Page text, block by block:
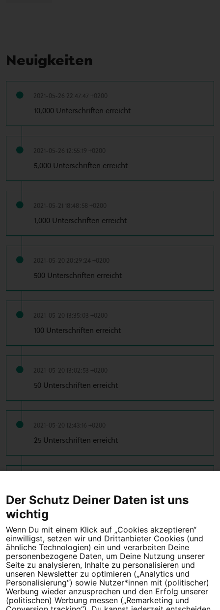
Neuigkeiten
2021-05-26 22:47:47 +0200
10,000 Unterschriften erreicht
2021-05-26 12:55:19 +0200
5,000 Unterschriften erreicht
2021-05-21 18:48:58 +0200
1,000 Unterschriften erreicht
2021-05-20 20:29:24 +0200
500 Unterschriften erreicht
2021-05-20 13:35:03 +0200
100 Unterschriften erreicht
2021-05-20 13:02:53 +0200
50 Unterschriften erreicht
2021-05-20 12:43:16 +0200
25 Unterschriften erreicht
10 Unterschriften erreicht
Tipps für deine Petition
Darum WeAct
Partnerprogramm
Erfolgreiche Petitionen
FAQs
Nutzungsbedingungen
Der Schutz Deiner Daten ist uns
wichtig
Wenn Du mit einem Klick auf „Cookies akzeptieren“
einwilligst, setzen wir und Drittanbieter Cookies (und
ähnliche Technologien) ein und verarbeiten Deine
personenbezogene Daten, um Deine Nutzung unserer
Seite zu analysieren, Inhalte zu personalisieren und
unseren Newsletter zu optimieren („Analytics und
Personalisierung“) sowie Nutzer*innen mit (politischer)
Werbung wieder anzusprechen und den Erfolg unserer
(politischen) Werbung messen („Remarketing und